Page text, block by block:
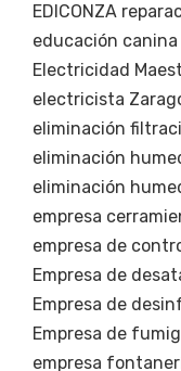
EDICONZA
educación canina
Electricidad
electricista
eliminación
eliminación
eliminación
empresa
empresa de
Empresa de
Empresa de
Empresa de
empresa